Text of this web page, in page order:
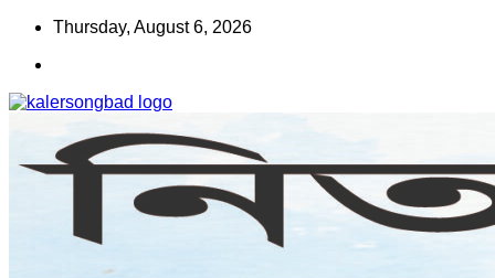
Skip
content
Thursday, August 6, 2026
কালের সংবাদ
www.kalersongbad.com